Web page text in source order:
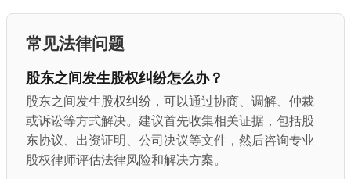
常见法律问题
股东之间发生股权纠纷怎么办？
股东之间发生股权纠纷，可以通过协商、调解、仲裁
或诉讼等方式解决。建议首先收集相关证据，包括股
东协议、出资证明、公司决议等文件，然后咨询专业
股权律师评估法律风险和解决方案。